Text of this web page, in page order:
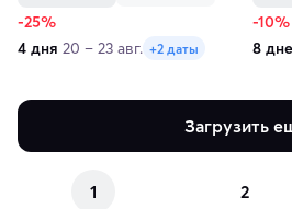
-25%
4 дня 20 – 23 авг. +2 даты
-10%
8
Загрузить
1 2